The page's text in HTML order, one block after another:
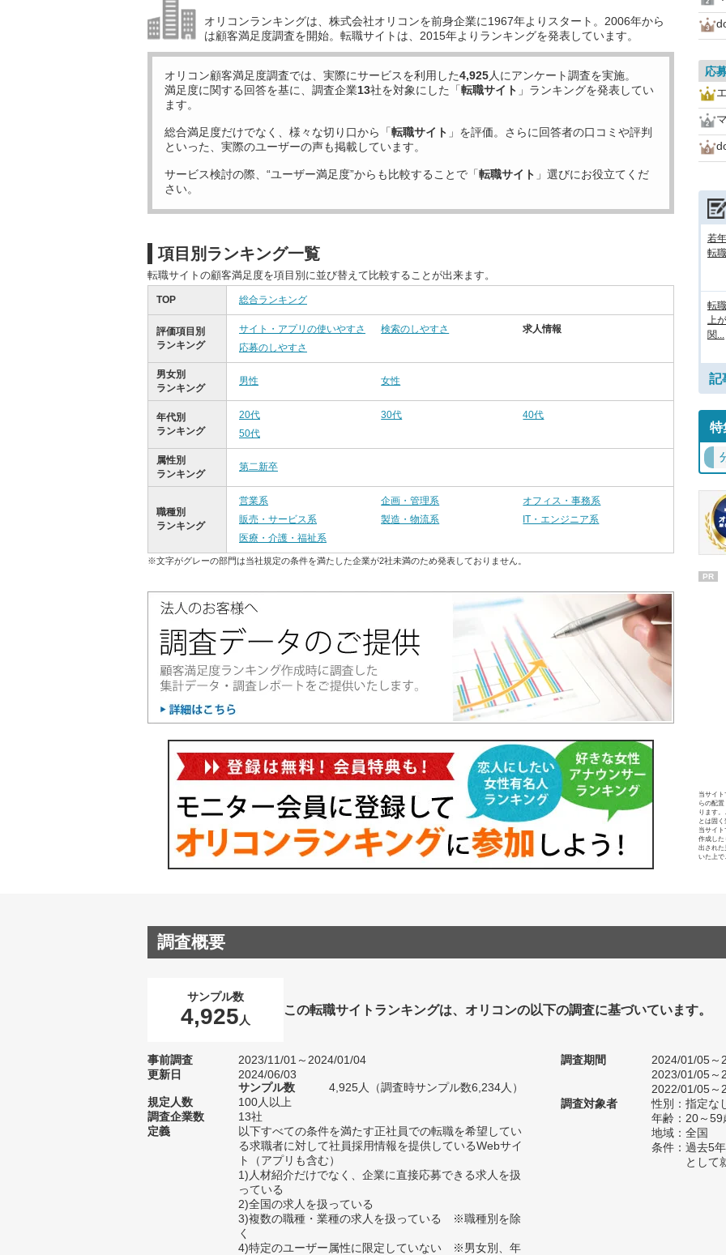
オリコンランキングは、株式会社オリコンを前身企業に1967年よりスタート。2006年から
は顧客満足度調査を開始。転職サイトは、2015年よりランキングを発表しています。
オリコン顧客満足度調査では、実際にサービスを利用した4,925人にアンケート調査を実施。
満足度に関する回答を基に、調査企業13社を対象にした「転職サイト 」ランキングを発表してい
ます。
総合満足度だけでなく、様々な切り口から「転職サイト 」を評価。さらに回答者の口コミや評判
といった、実際のユーザーの声も掲載しています。
サービス検討の際、“ユーザー満足度”からも比較することで「転職サイト 」選びにお役立てくだ
さい。
項目別ランキング一覧
転職サイトの顧客満足度を項目別に並び替えて比較することが出来ます。
TOP 総合ランキング
評価項目別
ランキング
サイト・アプリの使いやすさ 検索のしやすさ
求人情報
応募のしやすさ
男女別
ランキング
男性 女性
年代別
ランキング
20代 30代
40代
50代
属性別
ランキング
第二新卒
職種別
ランキング
営業系 企画・管理系
オフィス・事務系
販売・サービス系
製造・物流系
IT・エンジニア系
医療・介護・福祉系
※文字がグレーの部門は当社規定の条件を満たした企業が2社未満のため発表しておりません。
応
若
転
転
上
関...
記
特
PR
当サイ
らの配
ります
とは固
当サイ
作成した
出された
いた上で
調査概要
サンプル数
4,925 人
この転職サイトランキングは、オリコンの以下の調査に基づいています。
事前調査
2023/11/01～2024/01/04
更新日
2024/06/03
サンプル数
4,925人（調査時サンプル数6,234人）
規定人数
100人以上
調査企業数
13社
定義
以下すべての条件を満たす正社員での転職を希望してい
る求職者に対して社員採用情報を提供しているWebサイ
ト（アプリも含む）
1)人材紹介だけでなく、企業に直接応募できる求人を扱
っている
2)全国の求人を扱っている
3)複数の職種・業種の求人を扱っている ※職種別を除
く
4)特定のユーザー属性に限定していない ※男女別、年
調査期間
2024/01/05～
2023/01/05～
2022/01/05～
調査対象者
性別：指定な
年齢：20～59
地域：全国
条件：過去5
として